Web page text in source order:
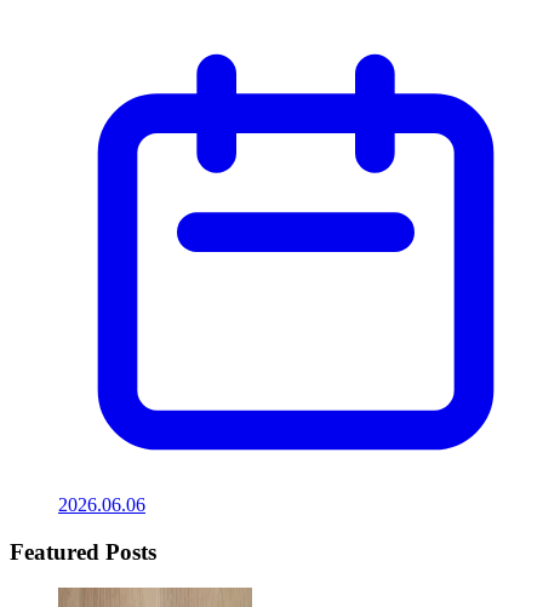
2026.06.06
Featured Posts